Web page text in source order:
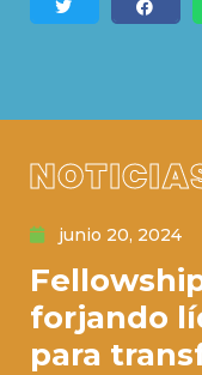
junio 20, 2024
forjando
para